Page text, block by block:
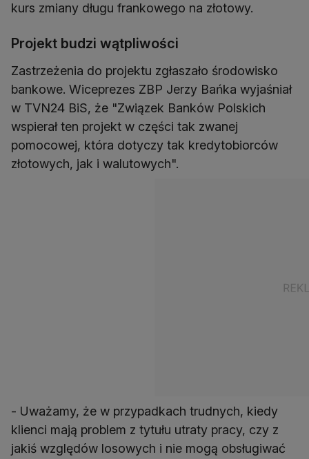
kurs zmiany długu frankowego na złotowy.
Projekt budzi wątpliwości
Zastrzeżenia do projektu zgłaszało środowisko
bankowe. Wiceprezes ZBP Jerzy Bańka wyjaśniał
w TVN24 BiS, że "Związek Banków Polskich
wspierał ten projekt w części tak zwanej
pomocowej, która dotyczy tak kredytobiorców
złotowych, jak i walutowych".
- Uważamy, że w przypadkach trudnych, kiedy
klienci mają problem z tytułu utraty pracy, czy z
jakiś względów losowych i nie mogą obsługiwać